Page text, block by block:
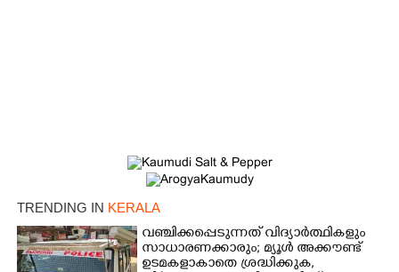
TRENDING IN KERALA
വഞ്ചിക്കപ്പെടുന്നത് വിദ്യാർത്ഥികളും
സാധാരണക്കാരും; മ്യൂൾ അക്കൗണ്ട്
ഉടമകളാകാതെ ശ്രദ്ധിക്കുക,